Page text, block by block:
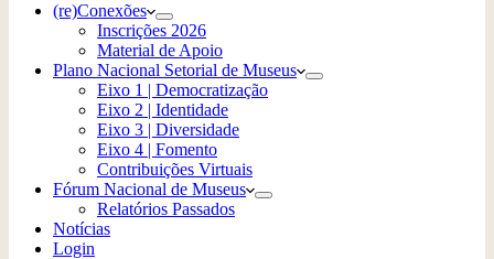
(re)Conexões
Inscrições 2026
Material de Apoio
Plano Nacional Setorial de Museus
Eixo 1 | Democratização
Eixo 2 | Identidade
Eixo 3 | Diversidade
Eixo 4 | Fomento
Contribuições Virtuais
Fórum Nacional de Museus
Relatórios Passados
Notícias
Login